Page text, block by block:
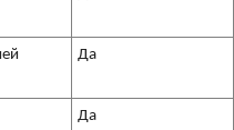
Да
Да